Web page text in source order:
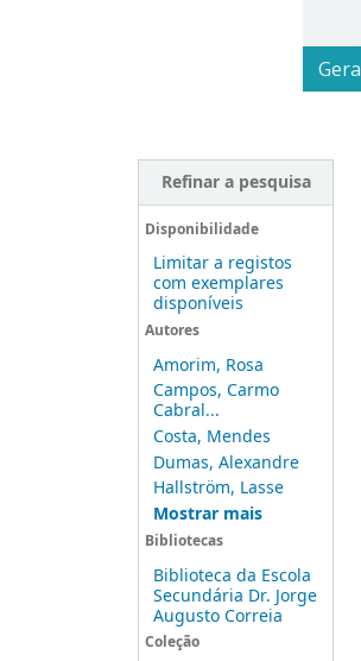
Refinar a pesquisa
Disponibilidade
Limitar a registos
com exemplares
disponíveis
Autores
Amorim, Rosa
Campos, Carmo
Cabral...
Costa, Mendes
Dumas, Alexandre
Hallström, Lasse
Mostrar mais
Bibliotecas
Biblioteca da Escola
Secundária Dr. Jorge
Augusto Correia
Coleção